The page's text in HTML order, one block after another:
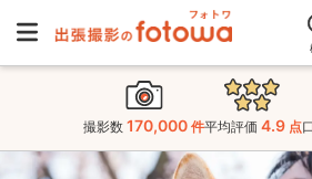
撮影数 170,000 件平均評価 4.9 点